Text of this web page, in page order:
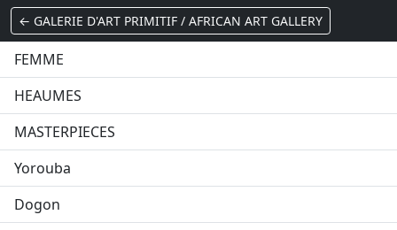
← GALERIE D'ART PRIMITIF / AFRICAN ART GALLERY
FEMME
HEAUMES
MASTERPIECES
Yorouba
Dogon